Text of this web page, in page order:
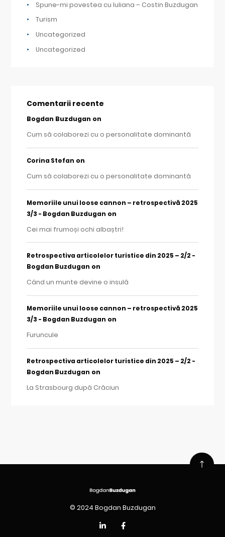
Spune-mi povestea cu Iuliana – Costin Buzdugan
Turism
Uncategorized
Uncategorized
Comentarii recente
Bogdan Buzdugan on
Cum să colaborezi cu o personalitate dominantă
Corina Stefan on
Cum să colaborezi cu o personalitate dominantă
Memoriile unui loose cannon – retrospectivă 2025
3/3 - Bogdan Buzdugan on
Cei mai frumoși ochi albaștri!
Retrospectiva articolelor turistice din 2025 – 2/2 -
Bogdan Buzdugan on
Când un munte devine o insulă
Memoriile unui loose cannon – retrospectivă 2025
3/3 - Bogdan Buzdugan on
Furuncule
Retrospectiva articolelor turistice din 2025 – 2/2 -
Bogdan Buzdugan on
La Strasbourg după Crăciun
© 2024 Bogdan Buzdugan